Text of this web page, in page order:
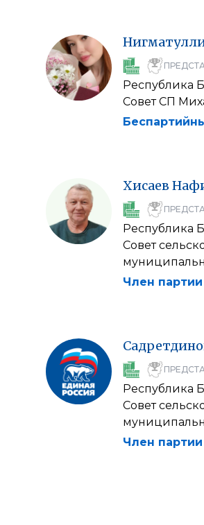
Республика
Совет СП
Хисаев
Республика
Совет
Член
Республика
Совет
Член